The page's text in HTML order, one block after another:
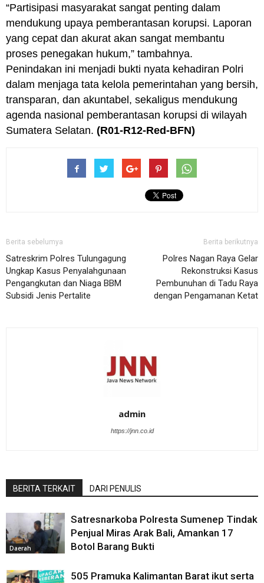
“Partisipasi masyarakat sangat penting dalam
mendukung upaya pemberantasan korupsi. Laporan
yang cepat dan akurat akan sangat membantu
proses penegakan hukum,” tambahnya.
Penindakan ini menjadi bukti nyata kehadiran Polri
dalam menjaga tata kelola pemerintahan yang bersih,
transparan, dan akuntabel, sekaligus mendukung
agenda nasional pemberantasan korupsi di wilayah
Sumatera Selatan. (R01-R12-Red-BFN)
Berita sebelumya
Satreskrim Polres Tulungagung
Ungkap Kasus Penyalahgunaan
Pengangkutan dan Niaga BBM
Subsidi Jenis Pertalite
Berita berikutnya
Polres Nagan Raya Gelar
Rekonstruksi Kasus
Pembunuhan di Tadu Raya
dengan Pengamanan Ketat
admin
https://jnn.co.id
BERITA TERKAIT DARI PENULIS
Daerah
Satresnarkoba Polresta Sumenep Tindak
Penjual Miras Arak Bali, Amankan 17
Botol Barang Bukti
505 Pramuka Kalimantan Barat ikut serta